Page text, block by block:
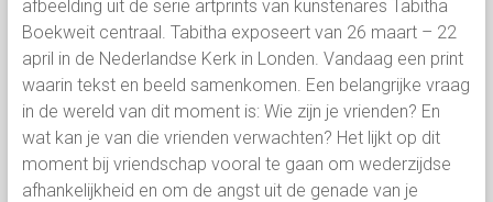
afbeelding uit de serie artprints van kunstenares Tabitha
Boekweit centraal. Tabitha exposeert van 26 maart – 22
april in de Nederlandse Kerk in Londen. Vandaag een print
waarin tekst en beeld samenkomen. Een belangrijke vraag
in de wereld van dit moment is: Wie zijn je vrienden? En
wat kan je van die vrienden verwachten? Het lijkt op dit
moment bij vriendschap vooral te gaan om wederzijdse
afhankelijkheid en om de angst uit de genade van je